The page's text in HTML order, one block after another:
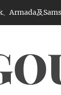
联手打